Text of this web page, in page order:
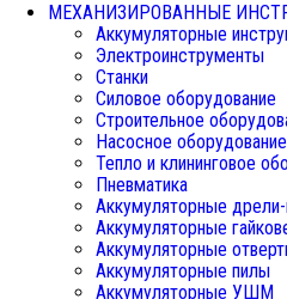
МЕХАНИЗИРОВАННЫЕ
Аккумуляторные
Электроинструменты
Станки
Силовое оборудование
Строительное
Насосное оборудование
Тепло и клининговое
Пневматика
Аккумуляторные
Аккумуляторные
Аккумуляторные
Аккумуляторные пилы
Аккумуляторные УШМ